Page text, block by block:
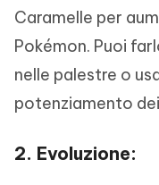
Caramelle per
Pokémon. Puoi
nelle palestre o
potenziamento
2. Evoluzione: